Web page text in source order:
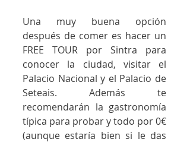
Una muy buena opción
después de comer es hacer un
FREE TOUR por Sintra para
conocer la ciudad, visitar el
Palacio Nacional y el Palacio de
Seteais. Además te
recomendarán la gastronomía
típica para probar y todo por 0€
(aunque estaría bien si le das